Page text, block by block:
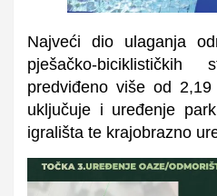
Najveći dio ulaganja
pješačko-
predviđeno više od
uključuje i uređenje
igrališta te krajobrazno